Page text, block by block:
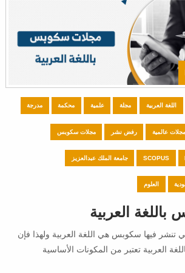
اللغة العربية مجلة علمية محكمة مدرجة
مجلات عالمية رفض نشر مجلات سكوبس
SCOPUS جامعة الملك عبدالعزيز
العلوم
العربية
تنشر فيها سكوبس هي اللغة العربية ولهذا فإن
العربية تعتبر من المكونات الأساسية